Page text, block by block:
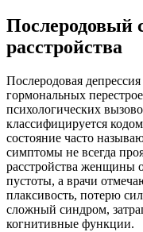
Послеродовый
расстройства
Послеродовая
гормональных
психологических
классифицируется
состояние часто
симптомы не всегда
расстройства женщины
пустоты, а врачи
плаксивость, потерю
сложный синдром,
когнитивные функции.